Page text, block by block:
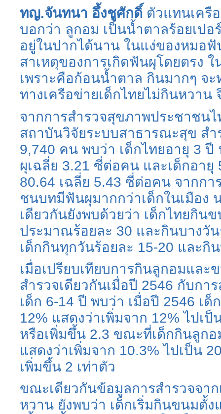
ทญ.จันทนา อึ้งชูศักดิ์ ตัวแทนเครื
บอกว่า ลูกอม เป็นน้ำตาลร้อยเป
อยู่ในปากได้นาน ในแง่ของหมอฟั
สาเหตุของการเกิดฟันผุโดยตรง
เพราะคือก้อนน้ำตาล กินมากๆ จ
ทางเครือข่ายเด็กไทยไม่กินหวาน
จากการสำรวจสุขภาพประชาชน
สถาบันวิจัยระบบสาธารณะสุข สำ
9,740 คน พบว่า เด็กไทยอายุ 3
ผุเฉลี่ย 3.21 ซี่ต่อคน และเด็กอา
80.64 เฉลี่ย 5.43 ซี่ต่อคน จากกา
ชนบทมีฟันผุมากกว่าเด็กในเมือง
เดียวกันยังพบด้วยว่า เด็กไทยกิน
ประมาณร้อยละ 30 และกินบางวั
เด็กกินทุกวันร้อยละ 15-20 และกิ
เมื่อเปรียบเทียบการกินลูกอมและ
สำรวจเดียวกันเมื่อปี 2546 กับกา
เด็ก 6-14 ปี พบว่า เมื่อปี 2546 เ
12% แสดงว่าเพิ่มจาก 12% ไปเ
หรือเพิ่มขึ้น 2.3 ขณะที่เด็กกินลูกอ
แสดงว่าเพิ่มจาก 10.3% ไปเป็น
เพิ่มขึ้น 2 เท่าตัว
ขณะเดียวกันข้อมูลการสำรวจจา
หวาน ยังพบว่า เด็กเริ่มกินขนมตั้